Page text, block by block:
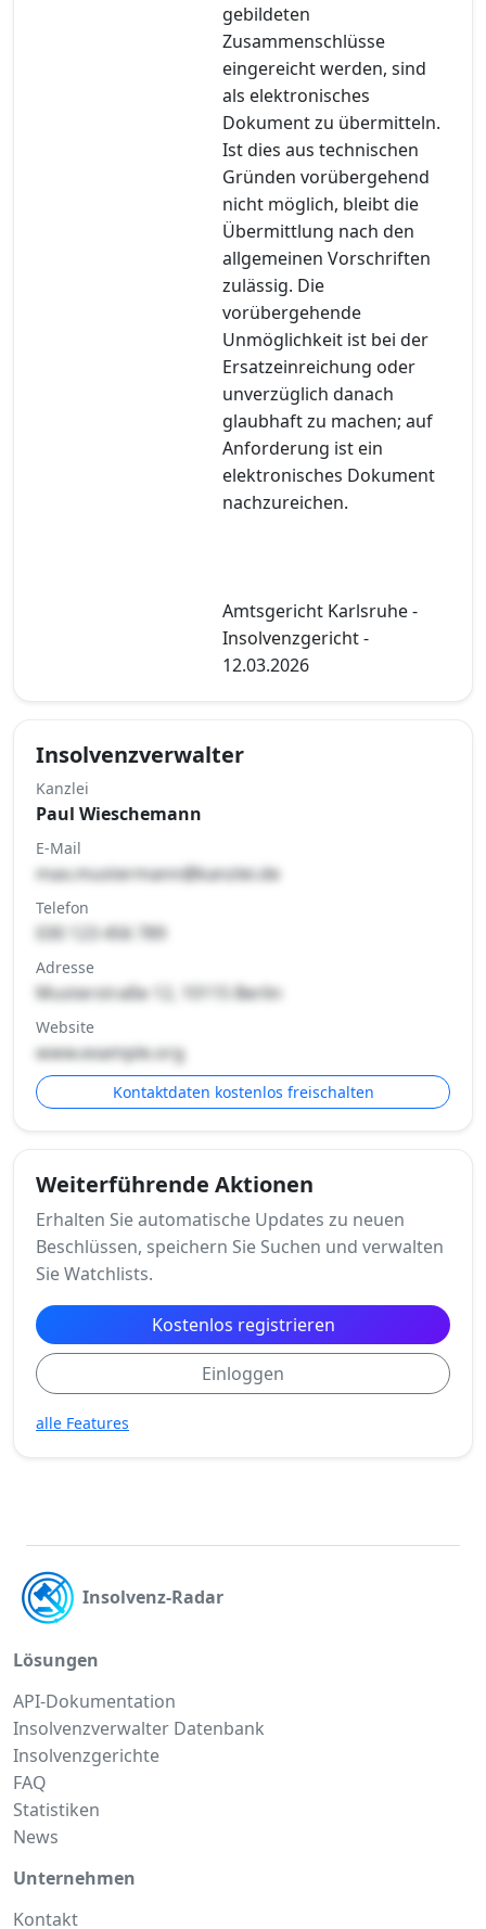
gebildeten
Zusammenschlüsse
eingereicht werden, sind
als elektronisches
Dokument zu übermitteln.
Ist dies aus technischen
Gründen vorübergehend
nicht möglich, bleibt die
Übermittlung nach den
allgemeinen Vorschriften
zulässig. Die
vorübergehende
Unmöglichkeit ist bei der
Ersatzeinreichung oder
unverzüglich danach
glaubhaft zu machen; auf
Anforderung ist ein
elektronisches Dokument
nachzureichen.
Amtsgericht Karlsruhe -
Insolvenzgericht -
12.03.2026
Insolvenzverwalter
Kanzlei
Paul Wieschemann
E-Mail
max.mustermann@kanzlei.de
Telefon
030 123 456 789
Adresse
Musterstraße 12, 10115 Berlin
Website
www.example.org
Kontaktdaten kostenlos freischalten
Weiterführende Aktionen
Erhalten Sie automatische Updates zu neuen
Beschlüssen, speichern Sie Suchen und verwalten
Sie Watchlists.
Kostenlos registrieren
Einloggen
alle Features
Insolvenz-Radar
Lösungen
API-Dokumentation
Insolvenzverwalter Datenbank
Insolvenzgerichte
FAQ
Statistiken
News
Unternehmen
Kontakt